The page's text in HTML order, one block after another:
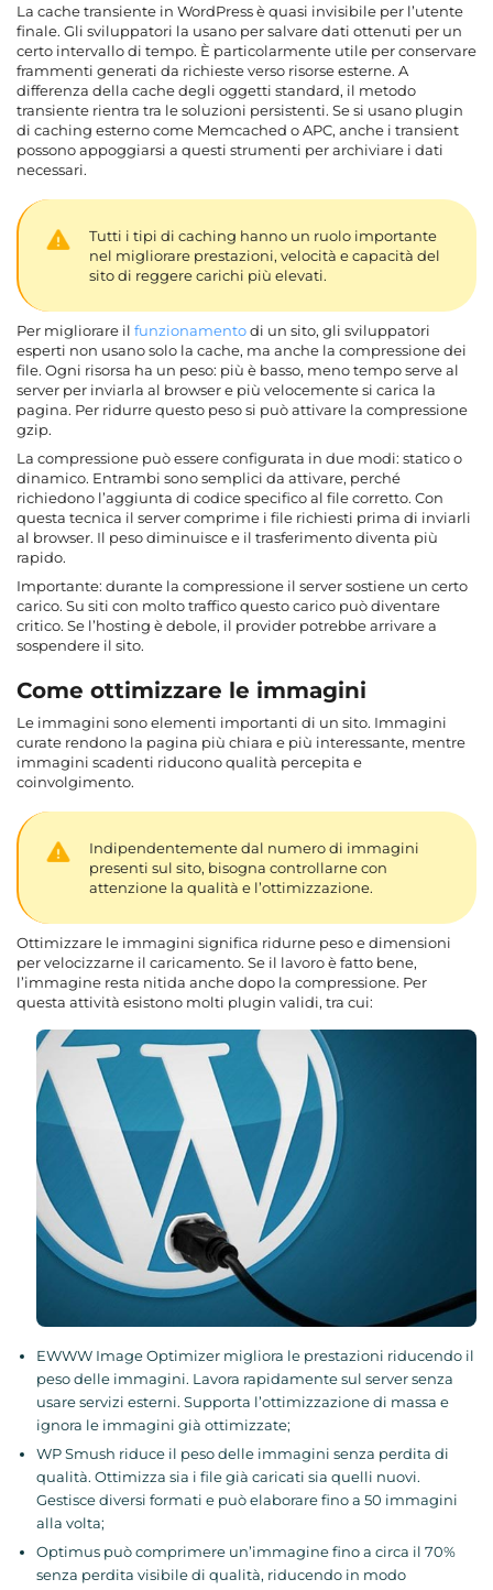
La cache transiente in WordPress è quasi invisibile per l’utente
finale. Gli sviluppatori la usano per salvare dati ottenuti per un
certo intervallo di tempo. È particolarmente utile per conservare
frammenti generati da richieste verso risorse esterne. A
differenza della cache degli oggetti standard, il metodo
transiente rientra tra le soluzioni persistenti. Se si usano plugin
di caching esterno come Memcached o APC, anche i transient
possono appoggiarsi a questi strumenti per archiviare i dati
necessari.
Tutti i tipi di caching hanno un ruolo importante
nel migliorare prestazioni, velocità e capacità del
sito di reggere carichi più elevati.
Per migliorare il funzionamentodi un sito, gli sviluppatori
esperti non usano solo la cache, ma anche la compressione dei
file. Ogni risorsa ha un peso: più è basso, meno tempo serve al
server per inviarla al browser e più velocemente si carica la
pagina. Per ridurre questo peso si può attivare la compressione
gzip.
La compressione può essere configurata in due modi: statico o
dinamico. Entrambi sono semplici da attivare, perché
richiedono l’aggiunta di codice specifico al file corretto. Con
questa tecnica il server comprime i file richiesti prima di inviarli
al browser. Il peso diminuisce e il trasferimento diventa più
rapido.
Importante: durante la compressione il server sostiene un certo
carico. Su siti con molto traffico questo carico può diventare
critico. Se l’hosting è debole, il provider potrebbe arrivare a
sospendere il sito.
Come ottimizzare le immagini
Le immagini sono elementi importanti di un sito. Immagini
curate rendono la pagina più chiara e più interessante, mentre
immagini scadenti riducono qualità percepita e
coinvolgimento.
Indipendentemente dal numero di immagini
presenti sul sito, bisogna controllarne con
attenzione la qualità e l’ottimizzazione.
Ottimizzare le immagini significa ridurne peso e dimensioni
per velocizzarne il caricamento. Se il lavoro è fatto bene,
l’immagine resta nitida anche dopo la compressione. Per
questa attività esistono molti plugin validi, tra cui:
EWWW Image Optimizer migliora le prestazioni riducendo il
peso delle immagini. Lavora rapidamente sul server senza
usare servizi esterni. Supporta l’ottimizzazione di massa e
ignora le immagini già ottimizzate;
WP Smush riduce il peso delle immagini senza perdita di
qualità. Ottimizza sia i file già caricati sia quelli nuovi.
Gestisce diversi formati e può elaborare fino a 50 immagini
alla volta;
Optimus può comprimere un’immagine fino a circa il 70%
senza perdita visibile di qualità, riducendo in modo